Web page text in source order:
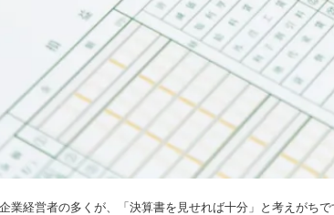
業経営者の多くが、「決算書を見せれば十分」と考えがちで